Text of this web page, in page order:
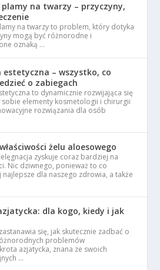
plamy na twarzy – przyczyny,
na twarzy to problem, który dotyka
mogą być różnorodne i
oznaką …
estetyczna – wszystko, co
o zabiegach
to dynamicznie rozwijająca się
sobie elementy kosmetologii i chirurgii
rozwiązania dla osób
żelu aloesowego
zyskuje coraz bardziej na
Nic dziwnego, ponieważ to co
najlepsze dla naszego zdrowia, a także
dla kogo, kiedy i jak
się, jak skutecznie zadbać o
problemów
azjatycka, znana ze swoich
…